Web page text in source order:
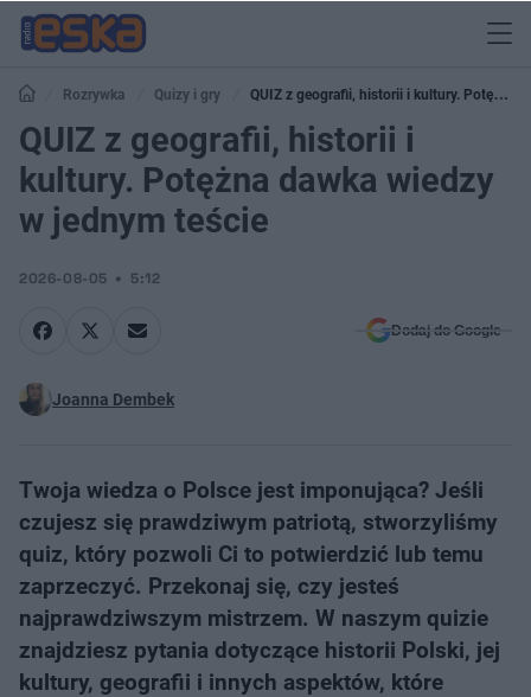
Rozrywka Quizy i gry
QUIZ z geografii, historii i kultury. Potężna
dawka wiedzy w jednym teście
QUIZ z geografii, historii i
kultury. Potężna dawka wiedzy
w jednym teście
2026-08-05 5:12
Dodaj do Google
Joanna Dembek
Twoja wiedza o Polsce jest imponująca? Jeśli
czujesz się prawdziwym patriotą, stworzyliśmy
quiz, który pozwoli Ci to potwierdzić lub temu
zaprzeczyć. Przekonaj się, czy jesteś
najprawdziwszym mistrzem. W naszym quizie
znajdziesz pytania dotyczące historii Polski, jej
kultury, geografii i innych aspektów, które